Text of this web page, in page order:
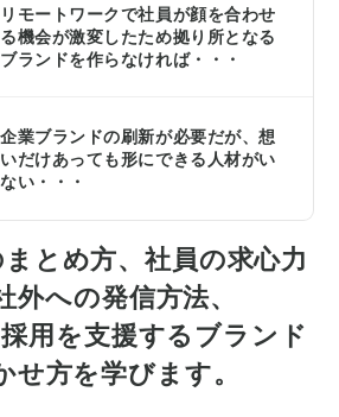
リモートワークで社員が顔を合わせ
る機会が激変したため拠り所となる
ブランドを作らなければ・・・
企業ブランドの刷新が必要だが、想
いだけあっても形にできる人材がい
ない・・・
とめ方、社員の求心力
外への発信方法、
用を支援するブランド
せ方を学びます。